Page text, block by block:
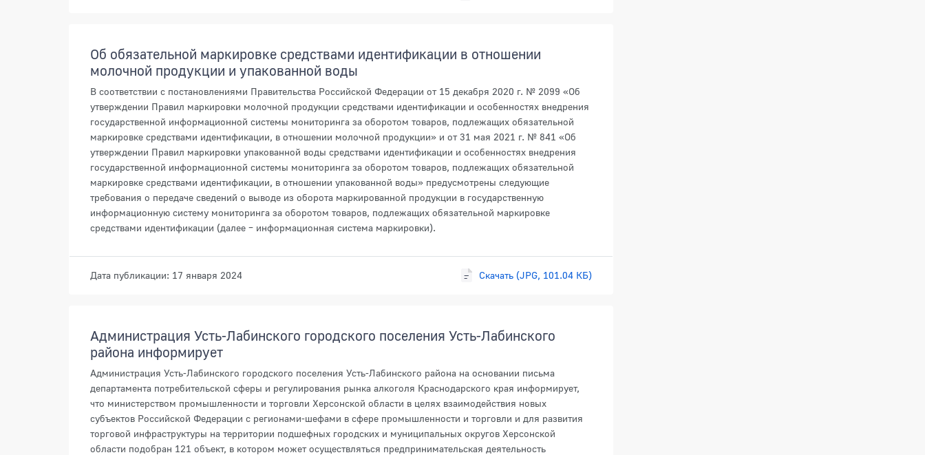
Об обязательной маркировке средствами идентификации в отношении
молочной продукции и упакованной воды
В соответствии с постановлениями Правительства Российской Федерации от 15 декабря 2020 г. № 2099 «Об
утверждении Правил маркировки молочной продукции средствами идентификации и особенностях внедрения
государственной информационной системы мониторинга за оборотом товаров, подлежащих обязательной
маркировке средствами идентификации, в отношении молочной продукции» и от 31 мая 2021 г. № 841 «Об
утверждении Правил маркировки упакованной воды средствами идентификации и особенностях внедрения
государственной информационной системы мониторинга за оборотом товаров, подлежащих обязательной
маркировке средствами идентификации, в отношении упакованной воды» предусмотрены следующие
требования о передаче сведений о выводе из оборота маркированной продукции в государственную
информационную систему мониторинга за оборотом товаров, подлежащих обязательной маркировке
средствами идентификации (далее – информационная система маркировки).
Дата публикации: 17 января 2024 Скачать (JPG, 101.04 КБ)
Администрация Усть-Лабинского городского поселения Усть-Лабинского
района информирует
Администрация Усть-Лабинского городского поселения Усть-Лабинского района на основании письма
департамента потребительской сферы и регулирования рынка алкоголя Краснодарского края информирует,
что министерством промышленности и торговли Херсонской области в целях взаимодействия новых
субъектов Российской Федерации с регионами-шефами в сфере промышленности и торговли и для развития
торговой инфраструктуры на территории подшефных городских и муниципальных округов Херсонской
области подобран 121 объект, в котором может осуществляться предпринимательская деятельность